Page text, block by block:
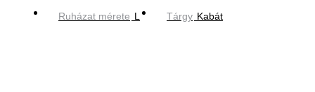
Ruházat mérete L Tárgy Kabát